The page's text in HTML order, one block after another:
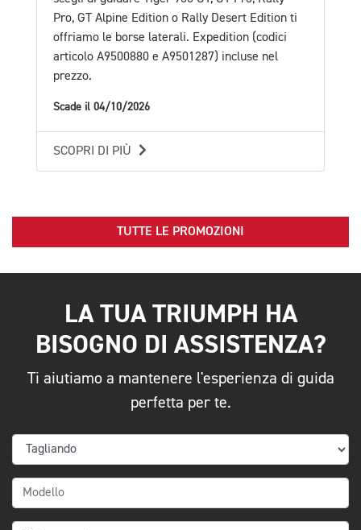
Pro, GT Alpine Edition o Rally Desert Edition ti
offriamo le borse laterali. Expedition (codici
articolo A9500880 e A9501287) incluse nel
prezzo.
Scade il 04/10/2026
SCOPRI DI PIÙ
TUTTE LE PROMOZIONI
LA TUA TRIUMPH HA
BISOGNO DI ASSISTENZA?
Ti aiutiamo a mantenere l'esperienza di guida
perfetta per te.